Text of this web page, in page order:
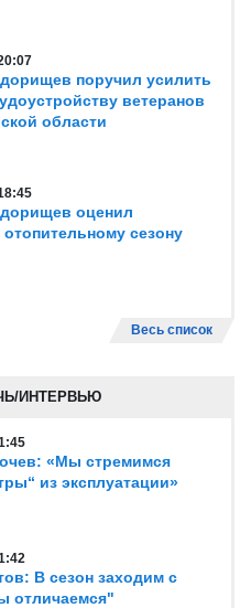
поручил усилить
ветеранов
области
оценил
отопительному сезону
Весь список
ИНТЕРВЬЮ
«Мы стремимся
из эксплуатации»
В сезон заходим с
отличаемся"